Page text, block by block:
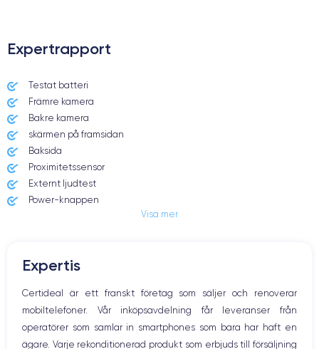
Expertrapport
Testat batteri
Främre kamera
Bakre kamera
skärmen på framsidan
Baksida
Proximitetssensor
Externt ljudtest
Power-knappen
Högtalare
Hem-knappen
Bluetooth
WiFi
Visa mer
Expertis
Certideal är ett franskt företag som säljer och renoverar
mobiltelefoner. Vår inköpsavdelning får leveranser från
operatörer som samlar in smartphones som bara har haft en
ägare. Varje rekonditionerad produkt som erbjuds till försäljning